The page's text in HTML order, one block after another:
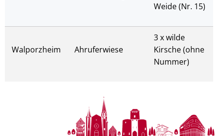
Weide (Nr. 15)
Walporzheim Ahruferwiese
3 x wilde
Kirsche (ohne
Nummer)